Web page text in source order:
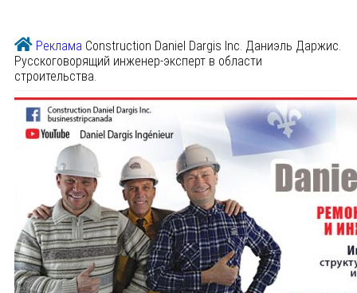
Реклама Construction Daniel Dargis Inc. Даниэль Даржис.
Русскоговорящий инженер-эксперт в области
строительства.